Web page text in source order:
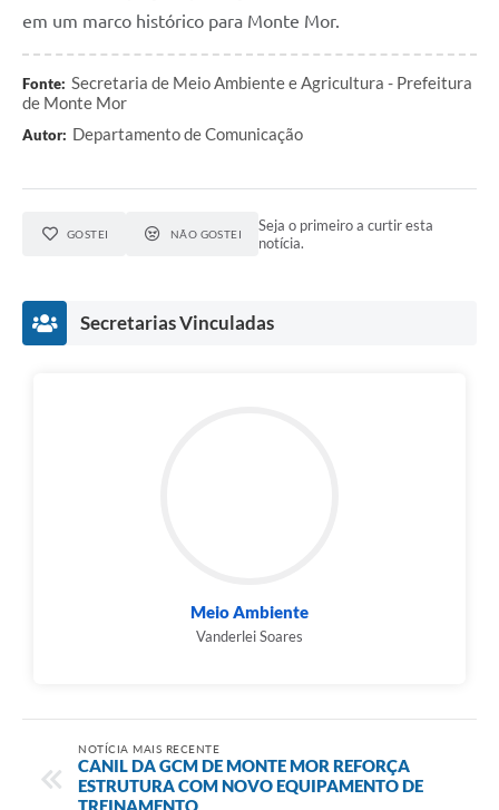
em um marco histórico para Monte Mor.
Fonte: Secretaria de Meio Ambiente e Agricultura - Prefeitura
de Monte Mor
Autor: Departamento de Comunicação
GOSTEI NÃO GOSTEI
Seja o primeiro a curtir esta
notícia.
Secretarias Vinculadas
Meio Ambiente
Vanderlei Soares
NOTÍCIA MAIS RECENTE
CANIL DA GCM DE MONTE MOR REFORÇA
ESTRUTURA COM NOVO EQUIPAMENTO DE
TREINAMENTO